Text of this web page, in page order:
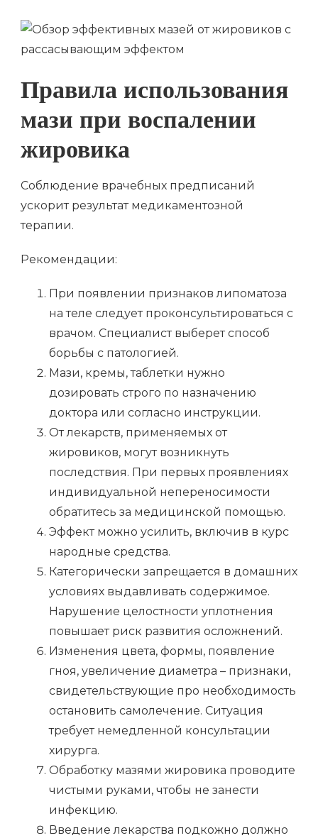
Правила использования
мази при воспалении
жировика
Соблюдение врачебных предписаний
ускорит результат медикаментозной
терапии.
Рекомендации:
При появлении признаков липоматоза
на теле следует проконсультироваться с
врачом. Специалист выберет способ
борьбы с патологией.
Мази, кремы, таблетки нужно
дозировать строго по назначению
доктора или согласно инструкции.
От лекарств, применяемых от
жировиков, могут возникнуть
последствия. При первых проявлениях
индивидуальной непереносимости
обратитесь за медицинской помощью.
Эффект можно усилить, включив в курс
народные средства.
Категорически запрещается в домашних
условиях выдавливать содержимое.
Нарушение целостности уплотнения
повышает риск развития осложнений.
Изменения цвета, формы, появление
гноя, увеличение диаметра – признаки,
свидетельствующие про необходимость
остановить самолечение. Ситуация
требует немедленной консультации
хирурга.
Обработку мазями жировика проводите
чистыми руками, чтобы не занести
инфекцию.
Введение лекарства подкожно должно